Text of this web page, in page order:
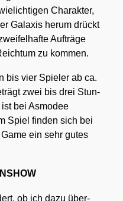
Cha­rak­ter,
Gala­xis her­um drückt
Auf­trä­ge
zu kom­men.
bis vier Spie­ler ab ca.
zwei bis drei Stun­
bei Asmo­dee
Spiel fin­den sich bei
ein sehr gutes
ob ich dazu über­